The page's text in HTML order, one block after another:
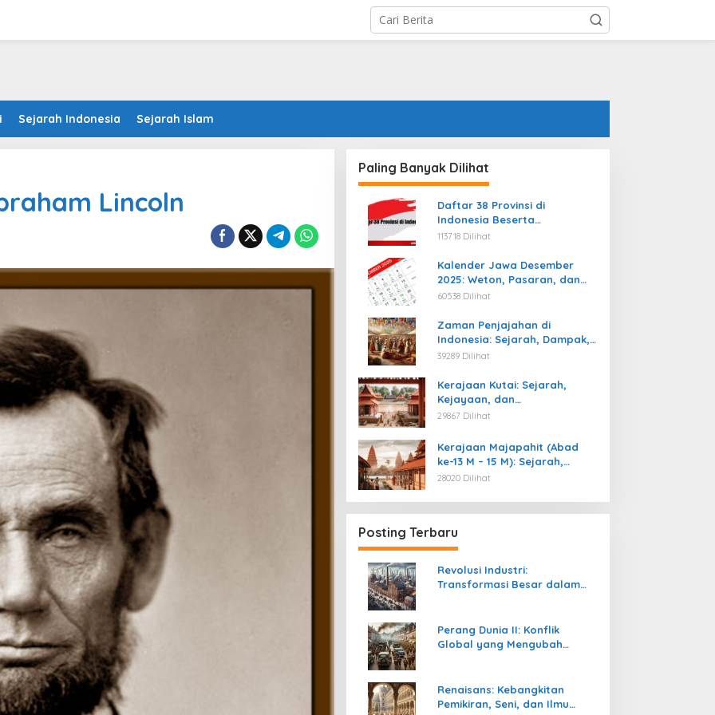
Sejarah Indonesia Sejarah Islam
Lincoln
Paling Banyak Dilihat
Daftar 38 Provinsi di
Indonesia Beserta
Ibukotanya Terbaru
113718 Dilihat
Kalender Jawa Desember
2025: Weton, Pasaran, dan
Hari Baik
60538 Dilihat
Zaman Penjajahan di
Indonesia: Sejarah, Dampak,
dan Perjuangan Menuju
39289 Dilihat
Kerajaan Kutai: Sejarah,
Kejayaan, dan
Peninggalannya (Abad ke-4
29867 Dilihat
Kerajaan Majapahit (Abad
ke-13 M – 15 M): Sejarah,
Kejayaan, dan
28020 Dilihat
Posting Terbaru
Revolusi Industri:
Transformasi Besar dalam
Perang Dunia II: Konflik
Global yang Mengubah
Renaisans: Kebangkitan
Pemikiran, Seni, dan Ilmu